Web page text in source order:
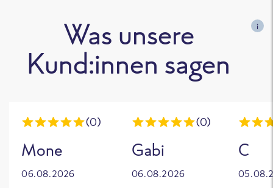
Was unsere
Kund:innen sagen
i
(0)
Mone
06.08.2026
(0)
Gabi
06.08.2026
C